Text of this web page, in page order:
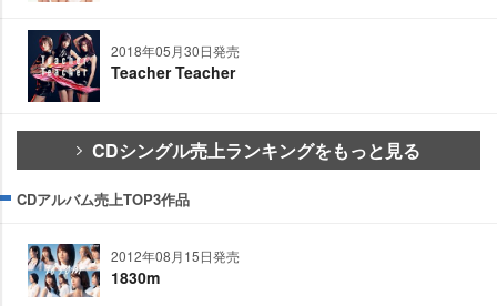
2018年05月30日発売
Teacher Teacher
CDシングル売上ランキングをもっと見る
CDアルバム売上TOP3作品
2012年08月15日発売
1830m